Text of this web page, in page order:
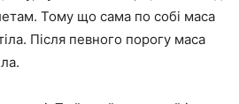
Тому що сама по собі маса
Після певного порогу маса